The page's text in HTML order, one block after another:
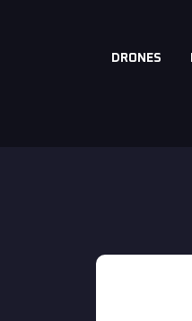
DRONES